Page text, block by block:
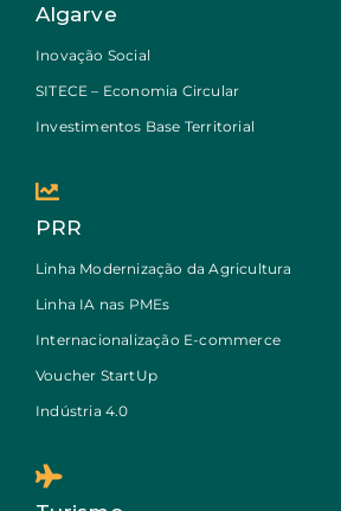
Algarve
Inovação Social
SITECE – Economia Circular
Investimentos Base Territorial
PRR
Linha Modernização da Agricultura
Linha IA nas PMEs
Internacionalização E-commerce
Voucher StartUp
Indústria 4.0